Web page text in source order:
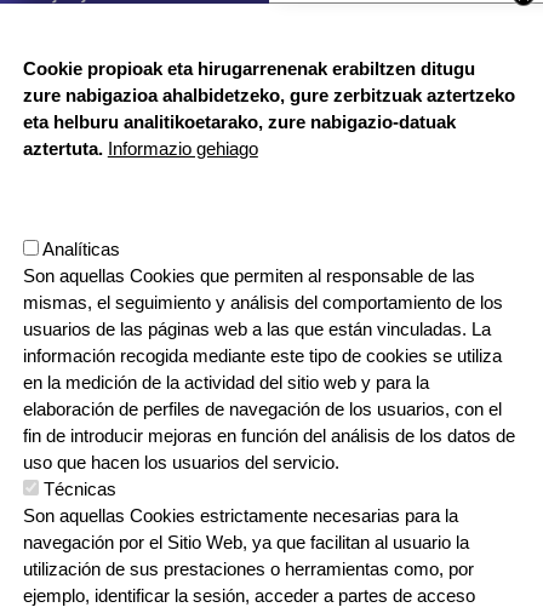
HORARIO DE SECRETARÍA:
De lunes a jueves 8:00 - 18:00
Viernes 8:00 - 17:00
20570 Bergara, Gipuzkoa
943 76 90 71
ORRI-OINA
CONTACTO
TRABAJA CON NOSOTROS
IRUDIA
Cookie propioak eta hirugarrenenak erabiltzen ditugu
zure nabigazioa ahalbidetzeko, gure zerbitzuak aztertzeko
eta helburu analitikoetarako, zure nabigazio-datuak
aztertuta. Informazio gehiago
Analíticas
Son aquellas Cookies que permiten al responsable de las
mismas, el seguimiento y análisis del comportamiento de los
usuarios de las páginas web a las que están vinculadas. La
información recogida mediante este tipo de cookies se utiliza
en la medición de la actividad del sitio web y para la
elaboración de perfiles de navegación de los usuarios, con el
fin de introducir mejoras en función del análisis de los datos de
uso que hacen los usuarios del servicio.
Técnicas
Son aquellas Cookies estrictamente necesarias para la
navegación por el Sitio Web, ya que facilitan al usuario la
utilización de sus prestaciones o herramientas como, por
ejemplo, identificar la sesión, acceder a partes de acceso